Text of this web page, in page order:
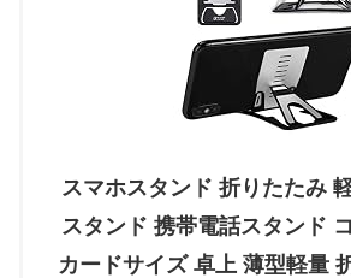
スマホスタンド 折りたたみ
スタンド 携帯電話スタンド
カードサイズ 卓上 薄型軽量